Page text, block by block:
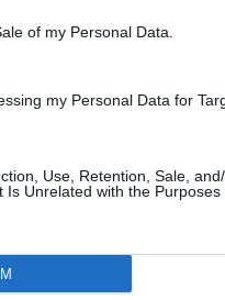
of my Personal Data.
my Personal Data for
Use, Retention, Sale,
Is Unrelated with the Purposes
oικισμό Ευρυτάνων,
περιοχή της οδού
Λιανοκλαδίου,
Κωσταλεξίου,
του διερχόμενου εντός
θα υλοποιηθούν από την
και της ΔΕΥΑΛ, προς τους
ενίσχυσης της
και των Τοπικών